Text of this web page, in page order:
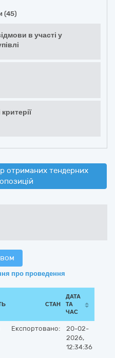
(45)
в участі у
отриманих тендерних
про проведення
СТАН
ДАТА
ТА
ЧАС
Експортовано:
20-02-
2026,
12:34:36